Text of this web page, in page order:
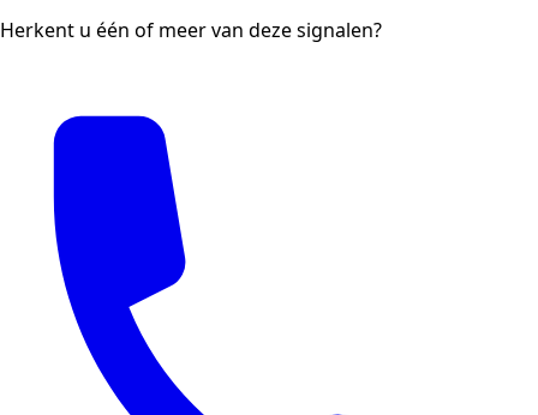
Herkent u één of meer van deze signalen?